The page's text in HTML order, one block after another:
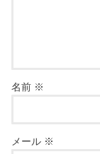
名前 ※
メール ※